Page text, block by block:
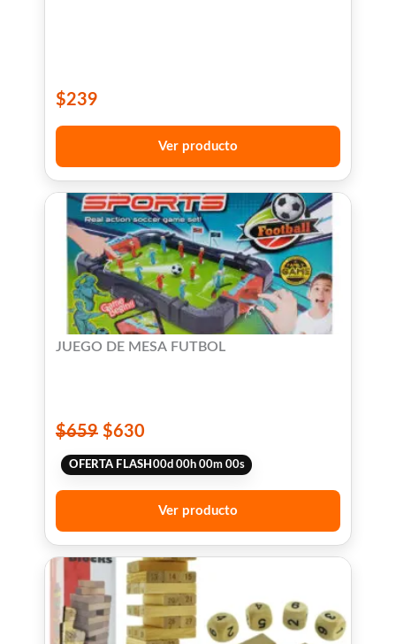
$239
Ver producto
JUEGO DE MESA FUTBOL
$659 $630
OFERTA FLASH 00d 00h 00m 00s
Ver producto